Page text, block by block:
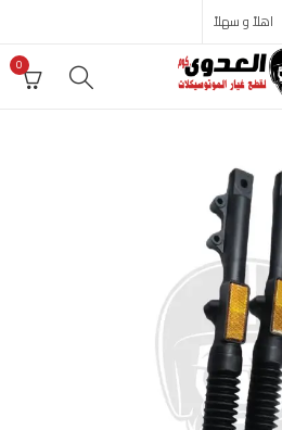
اهلاً و سهلاً
0